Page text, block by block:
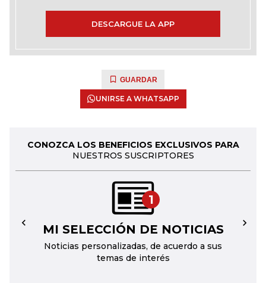
DESCARGUE LA APP
GUARDAR
UNIRSE A WHATSAPP
CONOZCA LOS BENEFICIOS EXCLUSIVOS PARA
NUESTROS SUSCRIPTORES
1
MI SELECCIÓN DE NOTICIAS
Noticias personalizadas, de acuerdo a sus
temas de interés
← →